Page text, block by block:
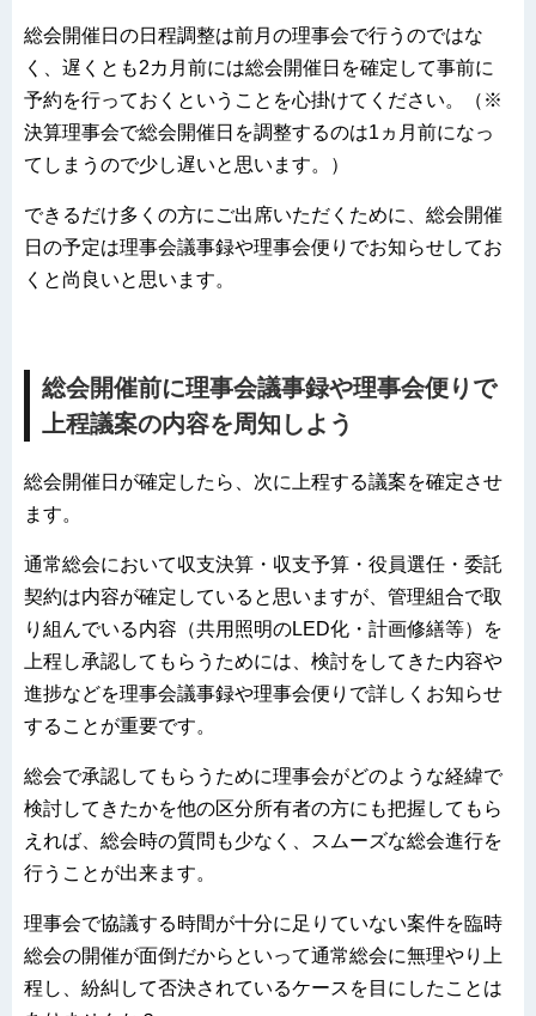
総会開催日の日程調整は前月の理事会で行うのではな
く、遅くとも2カ月前には総会開催日を確定して事前に
予約を行っておくということを心掛けてください。（※
決算理事会で総会開催日を調整するのは1ヵ月前になっ
てしまうので少し遅いと思います。）
できるだけ多くの方にご出席いただくために、総会開催
日の予定は理事会議事録や理事会便りでお知らせしてお
くと尚良いと思います。
総会開催前に理事会議事録や理事会便りで
上程議案の内容を周知しよう
総会開催日が確定したら、次に上程する議案を確定させ
ます。
通常総会において収支決算・収支予算・役員選任・委託
契約は内容が確定していると思いますが、管理組合で取
り組んでいる内容（共用照明のLED化・計画修繕等）を
上程し承認してもらうためには、検討をしてきた内容や
進捗などを理事会議事録や理事会便りで詳しくお知らせ
することが重要です。
総会で承認してもらうために理事会がどのような経緯で
検討してきたかを他の区分所有者の方にも把握してもら
えれば、総会時の質問も少なく、スムーズな総会進行を
行うことが出来ます。
理事会で協議する時間が十分に足りていない案件を臨時
総会の開催が面倒だからといって通常総会に無理やり上
程し、紛糾して否決されているケースを目にしたことは